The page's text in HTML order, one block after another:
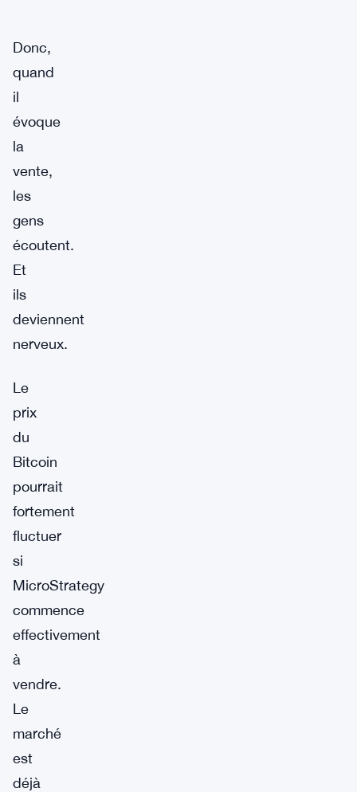
Donc,
quand
il
évoque
la
vente,
les
gens
écoutent.
Et
ils
deviennent
nerveux.
Le
prix
du
Bitcoin
pourrait
fortement
fluctuer
si
MicroStrategy
commence
effectivement
à
vendre.
Le
marché
est
déjà